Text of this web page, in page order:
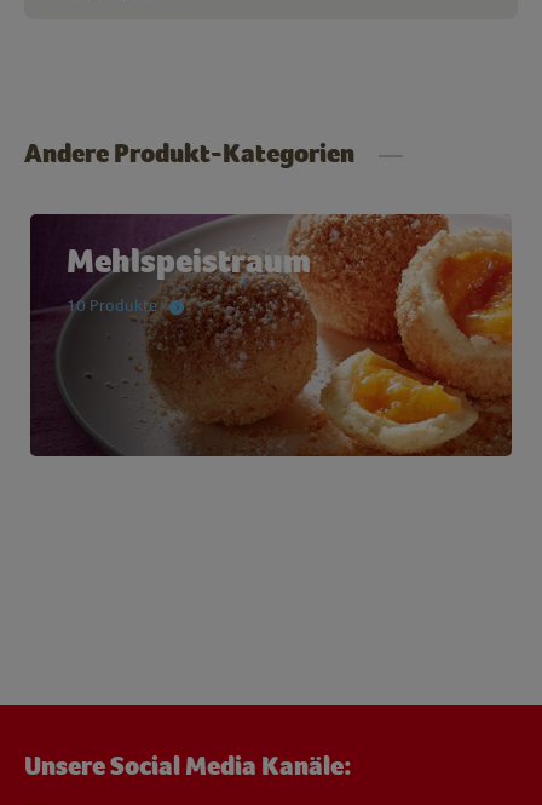
Andere Produkt-Kategorien
Mehlspeistraum
10 Produkte
Unsere Social Media Kanäle: